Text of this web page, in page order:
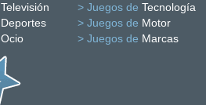
Televisión > Juegos de Tecnología
Deportes > Juegos de Motor
Ocio > Juegos de Marcas